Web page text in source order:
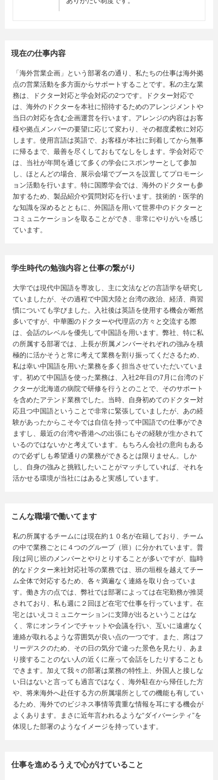
現在の仕事内容
「海外営業企画」という部署名の通り、私たちの仕事は海外拠
点の営業活動を多方面からサポートすることです。私の主な業
務は、ドクター対応と学会対応の2つです。ドクター対応で
は、海外のドクターを本社に招待するためのアレンジメントや
当日の対応を含む企画運営を行います。アレンジの内容はお客
様や拠点メンバーの要望に応じて変わり、その都度柔軟に対応
します。使用言語は英語で、お客様が本社に到着してから無事
に帰るまで、最善を尽くしておもてなしをします。学会対応で
は、当社が年間を通じて多くの学会にスポンサーとして参加
し、ほとんどの場合、展示会場でブースを設置してプロモーシ
ョン活動を行います。特に国際学会では、海外のドクターも参
加するため、製品紹介や質問対応を行います。技術的・医学的
な知識を深めるとともに、外国語を用いて世界中のドクターと
コミュニケーションを取ることができ、非常にやりがいを感じ
ています。
学生時代の勉強内容と仕事の繋がり
大学では現代中国語を専攻し、主に文法などの言語学を研究し
ていましたが、その過程で中国大陸と台湾の政治、経済、商習
慣についても学びました。入社後は英語を使用する機会が断然
多いですが、中華圏のドクターや代理店の方々と交流する際
は、会話のレベルを優先して中国語を用います。弊社、特に私
の所属する部署では、上長が所属メンバーそれぞれの強みを積
極的に活かそうと常に考えて業務を割り振ってくださるため、
私は幸い中国語を用いた業務を多く担当させていただいていま
す。初めて中国語を使った業務は、入社2年目の7月に台湾のド
クターが北海道の病院で研修を行うとのことで、そのサポート
を含めたアテンド業務でした。当時、自身初めてのドクター対
応且つ中国語ということで非常に緊張していましたが、あの経
験があったからこそ今では自信を持って中国語での仕事ができ
ますし、最近の台湾や香港への出張にもその経験が生かされて
いるのではないかと考えています。もちろん会社の意向もある
ので必ずしも希望通りの業務ができるとは限りません。しか
し、自身の強みと挑戦したいことがマッチしていれば、それを
活かせる環境が当社にはあると実感しています。
こんな職場で働いてます
私の所属するチームには現在約１０名が在籍しており、チーム
の中で業務ごとに４つのグループ（班）に分かれています。普
段は同じ班のメンバーとやりとりすることが多いですが、臨時
的なドクター来社対応社等の業務では、班の垣根を越えてチー
ム全体で対応するため、各々満遍なく連絡を取り合っていま
す。働き方の点では、弊社では部署によっては在宅勤務が推奨
されており、私も週に２回ほど在宅で仕事を行っています。在
宅とはいえコミュニケーションに支障が出るということはな
く、常にオンラインでチャットや会議を行い、互いに遠慮なく
連絡が取れるような雰囲気が良い点の一つです。また、席はフ
リーデスクのため、その日の気分で違った景色を見たり、あま
り接することのない人の近くに座って会話をしたりすることも
できます。加えて我々の部署は業務の特性上、外国人と接しな
い日はないと言っても過言ではなく、海外駐在から帰任した方
や、将来海外へ赴任する方の所属場所としての機能も有してい
るため、海外でのビジネス事情等貴重な情報を耳にする機会が
よくあります。まさに近年言われるような“ダイバーシティ”を
体現した部署のようなイメージを持っています。
仕事を進めるうえで心がけていること